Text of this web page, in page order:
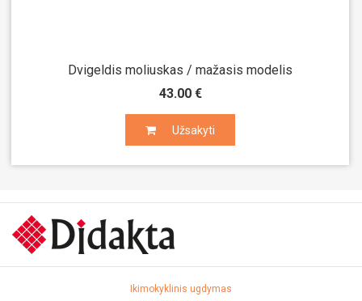
Dvigeldis moliuskas / mažasis modelis
43.00 €
Užsakyti
Užsakyti
Ikimokyklinis ugdymas